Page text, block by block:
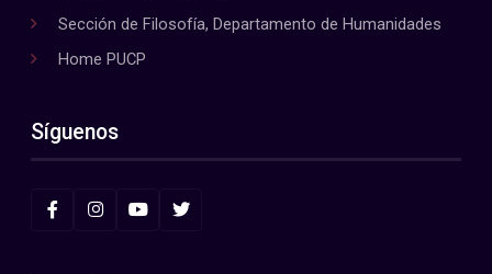
Sección de Filosofía, Departamento de Humanidades
Home PUCP
Síguenos